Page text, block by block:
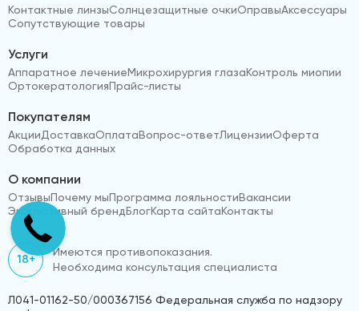
Контактные линзыСолнцезащитные очкиОправыАксессуары
Сопутствующие товары
Услуги
Аппаратное лечениеМикрохирургия глазаКонтроль миопии
ОртокератологияПрайс-листы
Покупателям
АкцииДоставкаОплатаВопрос-ответЛицензииОферта
Обработка данных
О компании
ОтзывыПочему мыПрограмма лояльностиВакансии
Эксклюзивный брендБлогКарта сайтаКонтакты
18+
Имеются противопоказания.
Необходима консультация специалиста
Л041-01162-50/000367156 Федеральная служба по надзору